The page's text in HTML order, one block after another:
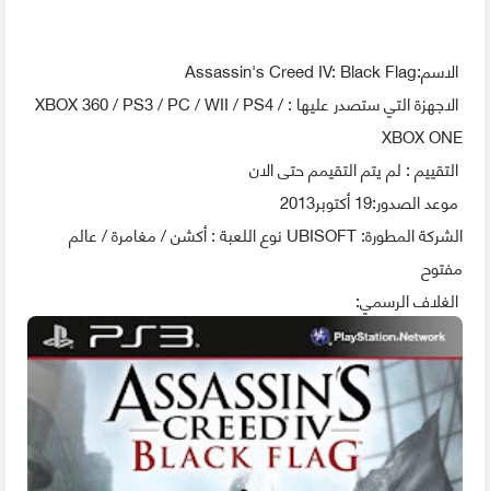
الاسم:Assassin's Creed IV: Black Flag
الاجهزة التي ستصدر عليها : XBOX 360 / PS3 / PC / WII / PS4 /
XBOX ONE
التقييم : لم يتم التقيمم حتى الان
موعد الصدور:19 أكتوبر2013
الشركة المطورة: UBISOFT نوع اللعبة : أكشن / مغامرة / عالم
مفتوح
الغلاف الرسمي: